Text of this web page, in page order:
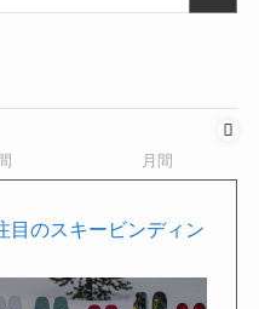
月間
目のスキービンディン